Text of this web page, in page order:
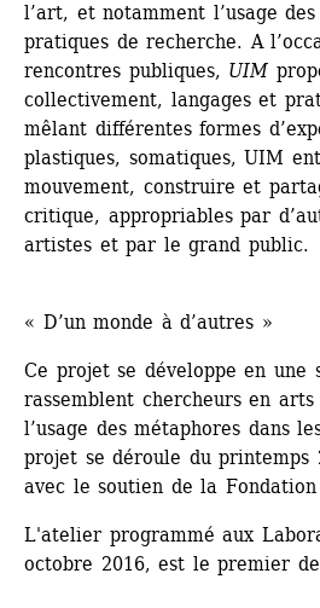
l’art, et notamment l’usage
pratiques de recherche. A
rencontres publiques, UIM
collectivement, langages et
mêlant différentes formes
plastiques, somatiques, UIM
mouvement, construire et
critique, appropriables par
artistes et par le grand public.
« D’un monde à d’autres »
Ce projet se développe en
rassemblent chercheurs en
l’usage des métaphores dans
projet se déroule du printemps
avec le soutien de la
L'atelier programmé aux
octobre 2016, est le premier